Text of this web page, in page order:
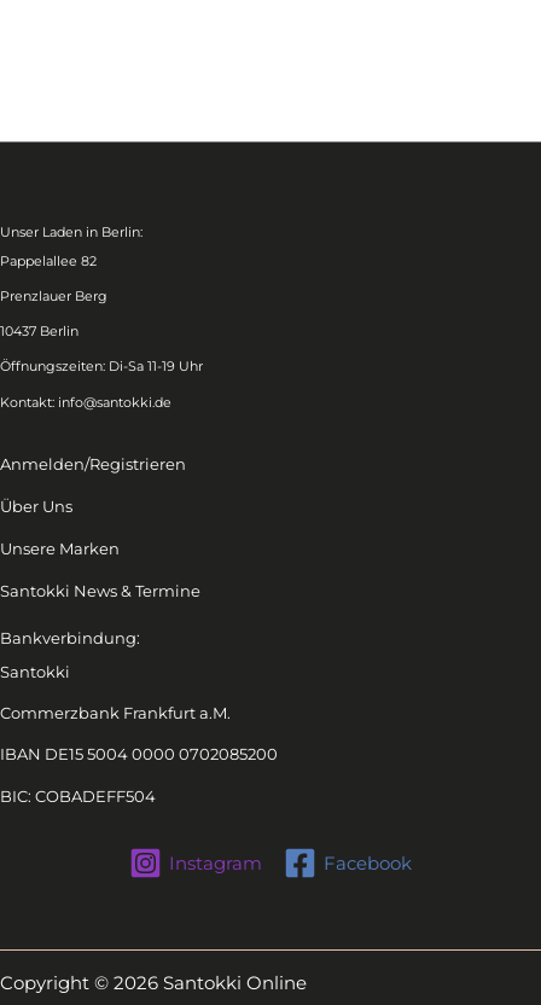
Unser Laden in Berlin:
Pappelallee 82
Prenzlauer Berg
10437 Berlin
Öffnungszeiten: Di-Sa 11-19 Uhr
Kontakt: info@santokki.de
Anmelden/Registrieren
Über Uns
Unsere Marken
Santokki News & Termine
Bankverbindung:
Santokki
Commerzbank Frankfurt a.M.
IBAN DE15 5004 0000 0702085200
BIC: COBADEFF504
Instagram Facebook
Copyright © 2026 Santokki Online